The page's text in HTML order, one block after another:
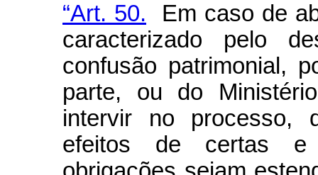
“Art. 50. Em caso de
caracterizado pelo
confusão patrimonial,
parte, ou do
intervir no processo,
efeitos de certas e